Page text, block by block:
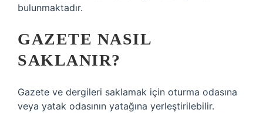
bulunmaktadır.
GAZETE NASIL
SAKLANIR?
Gazete ve dergileri saklamak için oturma odasına
veya yatak odasının yatağına yerleştirilebilir.